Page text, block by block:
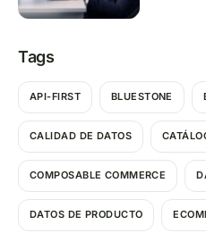
Tags
API-FIRST BLUESTONE
CALIDAD DE DATOS
COMPOSABLE COMMERCE
DATOS DE PRODUCTO